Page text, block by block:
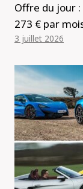
Offre du jour
273 € par
3 juillet 2026